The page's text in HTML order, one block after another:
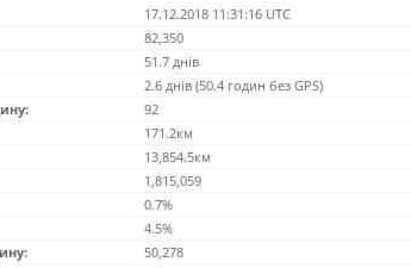
17.12.2018 11:31:16 UTC
82,350
51.7 днів
2.6 днів (50.4 годин без GPS)
92
171.2км
13,854.5км
1,815,059
0.7%
4.5%
50,278